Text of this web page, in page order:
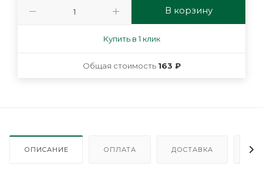
В корзину
Купить в 1 клик
Общая стоимость 163 ₽
ОПИСАНИЕ ОПЛАТА ДОСТАВКА